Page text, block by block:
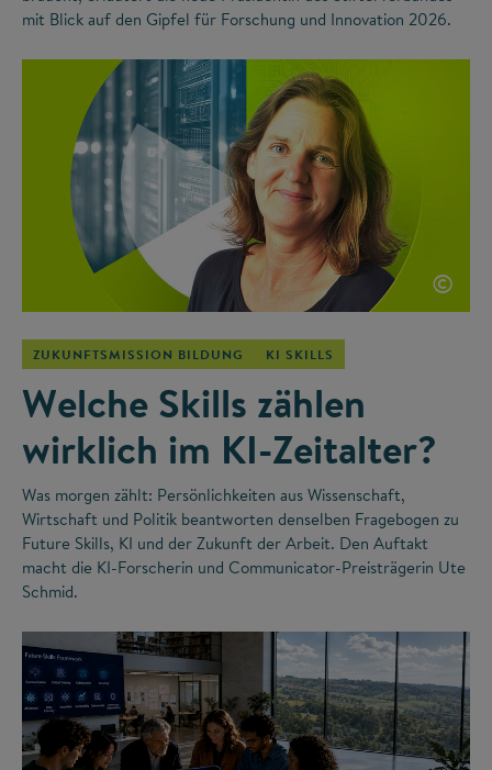
mit Blick auf den Gipfel für Forschung und Innovation 2026.
©
ZUKUNFTSMISSION BILDUNG KI SKILLS
Welche Skills zählen
wirklich im KI-Zeitalter?
Was morgen zählt: Persönlichkeiten aus Wissenschaft,
Wirtschaft und Politik beantworten denselben Fragebogen zu
Future Skills, KI und der Zukunft der Arbeit. Den Auftakt
macht die KI-Forscherin und Communicator-Preisträgerin Ute
Schmid.